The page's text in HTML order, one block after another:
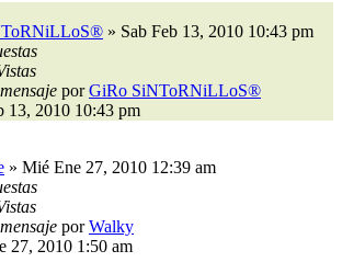
» Sab Feb 13, 2010 10:43 pm
porGiRo SiNToRNiLLoS®
13, 2010 10:43 pm
» Mié Ene 27, 2010 12:39 am
porWalky
27, 2010 1:50 am